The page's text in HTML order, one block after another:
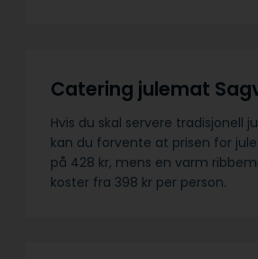
Catering julemat
Hvis du skal servere tradisjonell
kan du forvente at prisen for
på 428 kr, mens en varm
koster fra 398 kr per person.